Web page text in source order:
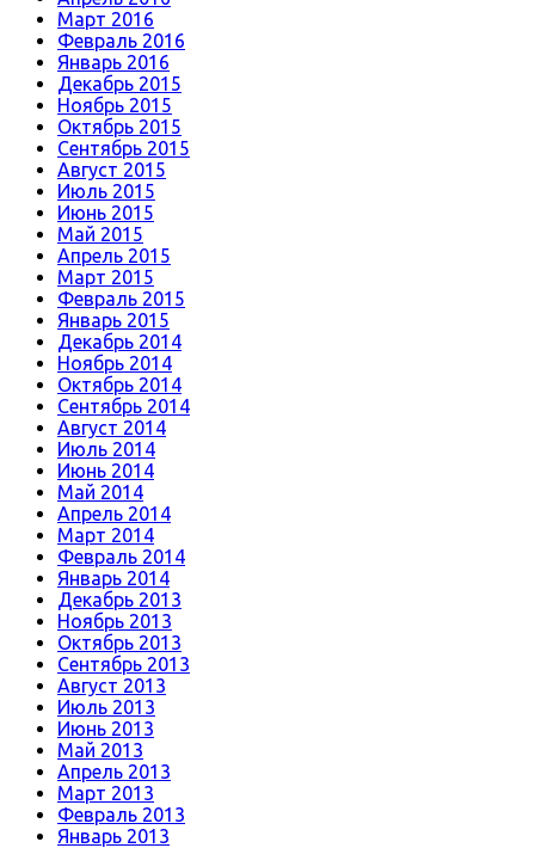
Март 2016
Февраль 2016
Январь 2016
Декабрь 2015
Ноябрь 2015
Октябрь 2015
Сентябрь 2015
Август 2015
Июль 2015
Июнь 2015
Май 2015
Апрель 2015
Март 2015
Февраль 2015
Январь 2015
Декабрь 2014
Ноябрь 2014
Октябрь 2014
Сентябрь 2014
Август 2014
Июль 2014
Июнь 2014
Май 2014
Апрель 2014
Март 2014
Февраль 2014
Январь 2014
Декабрь 2013
Ноябрь 2013
Октябрь 2013
Сентябрь 2013
Август 2013
Июль 2013
Июнь 2013
Май 2013
Апрель 2013
Март 2013
Февраль 2013
Январь 2013